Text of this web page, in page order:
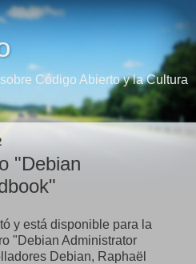
Código Abierto y la Cultura
"Debian
y está disponible para la
"Debian Administrator
Debian, Raphaël